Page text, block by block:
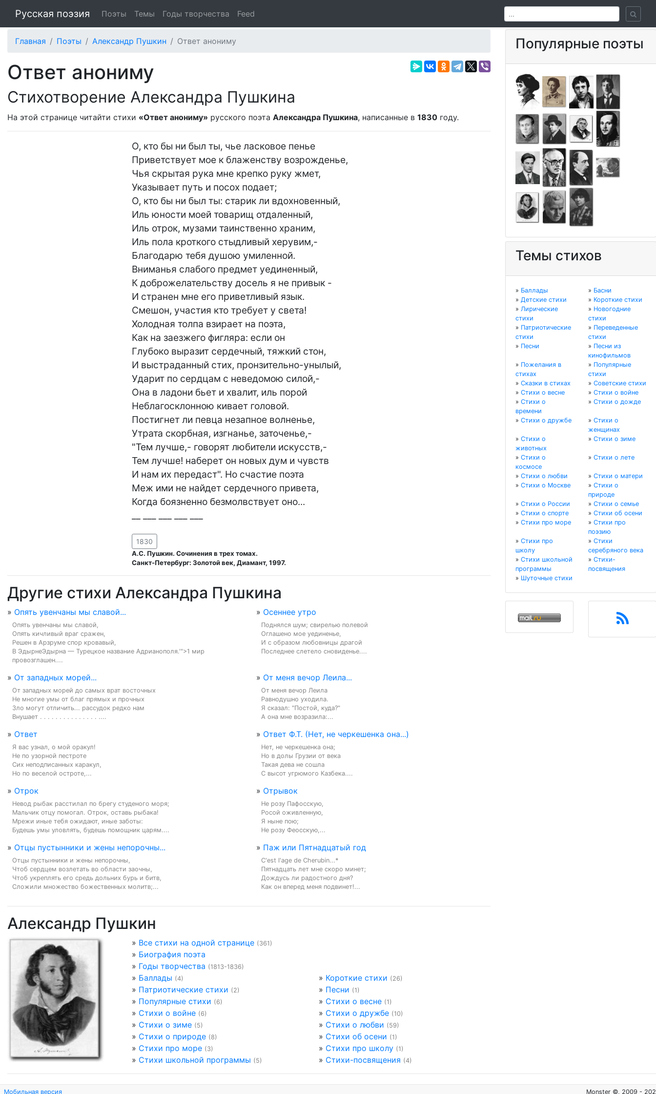
Русская поэзия Поэты Темы Годы творчества Feed
Главная Поэты Александр Пушкин Ответ анониму
Ответ анониму
Стихотворение Александра Пушкина
На этой странице читайти стихи «Ответ анониму» русского поэта Александра Пушкина, написанные в 1830 году.
О, кто бы ни был ты, чье ласковое пенье
Приветствует мое к блаженству возрожденье,
Чья скрытая рука мне крепко руку жмет,
Указывает путь и посох подает;
О, кто бы ни был ты: старик ли вдохновенный,
Иль юности моей товарищ отдаленный,
Иль отрок, музами таинственно храним,
Иль пола кроткого стыдливый херувим,-
Благодарю тебя душою умиленной.
Вниманья слабого предмет уединенный,
К доброжелательству досель я не привык -
И странен мне его приветливый язык.
Смешон, участия кто требует у света!
Холодная толпа взирает на поэта,
Как на заезжего фигляра: если он
Глубоко выразит сердечный, тяжкий стон,
И выстраданный стих, пронзительно-унылый,
Ударит по сердцам с неведомою силой,-
Она в ладони бьет и хвалит, иль порой
Неблагосклонною кивает головой.
Постигнет ли певца незапное волненье,
Утрата скорбная, изгнанье, заточенье,-
"Тем лучше,- говорят любители искусств,-
Тем лучше! наберет он новых дум и чувств
И нам их передаст". Но счастие поэта
Меж ими не найдет сердечного привета,
Когда боязненно безмолвствует оно...
1830
А.С. Пушкин. Сочинения в трех томах.
Санкт-Петербург: Золотой век, Диамант, 1997.
Другие стихи Александра Пушкина
» Опять увенчаны мы славой...
Опять увенчаны мы славой,
Опять кичливый враг сражен,
Решен в Арзруме спор кровавый,
В ЭдырнеЭдырна — Турецкое название Адрианополя.'">1 мир
провозглашен....
» Осеннее утро
Поднялся шум; свирелью полевой
Оглашено мое уединенье,
И с образом любовницы драгой
Последнее слетело сновиденье....
» От западных морей...
От западных морей до самых врат восточных
Не многие умы от благ прямых и прочных
Зло могут отличить... рассудок редко нам
Внушает . . . . . . . . . . . . . . . ....
» От меня вечор Леила...
От меня вечор Леила
Равнодушно уходила.
Я сказал: "Постой, куда?"
А она мне возразила:...
» Ответ
Я вас узнал, о мой оракул!
Не по узорной пестроте
Сих неподписанных каракул,
Но по веселой остроте,...
» Ответ Ф.Т. (Нет, не черкешенка она...)
Нет, не черкешенка она;
Но в долы Грузии от века
Такая дева не сошла
С высот угрюмого Казбека....
» Отрок
Невод рыбак расстилал по брегу студеного моря;
Мальчик отцу помогал. Отрок, оставь рыбака!
Мрежи иные тебя ожидают, иные заботы:
Будешь умы уловлять, будешь помощник царям....
» Отрывок
Не розу Пафосскую,
Росой оживленную,
Я ныне пою;
Не розу Феосскую,...
» Отцы пустынники и жены непорочны...
Отцы пустынники и жены непорочны,
Чтоб сердцем возлетать во области заочны,
Чтоб укреплять его средь дольних бурь и битв,
Сложили множество божественных молитв;...
» Паж или Пятнадцатый год
C'est l'age de Cherubin...*
Пятнадцать лет мне скоро минет;
Дождусь ли радостного дня?
Как он вперед меня подвинет!...
Александр Пушкин
» Все стихи на одной странице (361)
» Биография поэта
» Годы творчества (1813-1836)
» Баллады (4) » Короткие стихи (26)
» Патриотические стихи (2) » Песни (1)
» Популярные стихи (6) » Стихи о весне (1)
» Стихи о войне (6) » Стихи о дружбе (10)
» Стихи о зиме (5) » Стихи о любви (59)
» Стихи о природе (8) » Стихи об осени (1)
» Стихи про море (3) » Стихи про школу (1)
» Стихи школьной программы (5) » Стихи-посвящения (4)
Популярные поэты
Темы стихов
» Баллады » Басни
» Детские стихи » Короткие стихи
» Лирические
стихи
» Новогодние
стихи
» Патриотические
стихи
» Переведенные
стихи
» Песни » Песни из
кинофильмов
» Пожелания в
стихах
» Популярные
стихи
» Сказки в стихах » Советские стихи
» Стихи о весне » Стихи о войне
» Стихи о
времени
» Стихи о дожде
» Стихи о дружбе » Стихи о
женщинах
» Стихи о
животных
» Стихи о зиме
» Стихи о
космосе
» Стихи о лете
» Стихи о любви » Стихи о матери
» Стихи о Москве » Стихи о
природе
» Стихи о России » Стихи о семье
» Стихи о спорте » Стихи об осени
» Стихи про море » Стихи про
поэзию
» Стихи про
школу
» Стихи
серебряного века
» Стихи школьной
программы
» Стихи-
посвящения
» Шуточные стихи
Мобильная версия Monster ©, 2009 -